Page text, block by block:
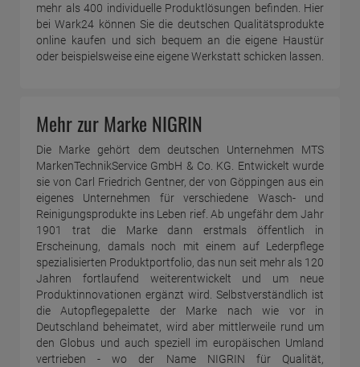
mehr als 400 individuelle Produktlösungen befinden. Hier
bei Wark24 können Sie die deutschen Qualitätsprodukte
online kaufen und sich bequem an die eigene Haustür
oder beispielsweise eine eigene Werkstatt schicken lassen.
Mehr zur Marke NIGRIN
Die Marke gehört dem deutschen Unternehmen MTS
MarkenTechnikService GmbH & Co. KG. Entwickelt wurde
sie von Carl Friedrich Gentner, der von Göppingen aus ein
eigenes Unternehmen für verschiedene Wasch- und
Reinigungsprodukte ins Leben rief. Ab ungefähr dem Jahr
1901 trat die Marke dann erstmals öffentlich in
Erscheinung, damals noch mit einem auf Lederpflege
spezialisierten Produktportfolio, das nun seit mehr als 120
Jahren fortlaufend weiterentwickelt und um neue
Produktinnovationen ergänzt wird. Selbstverständlich ist
die Autopflegepalette der Marke nach wie vor in
Deutschland beheimatet, wird aber mittlerweile rund um
den Globus und auch speziell im europäischen Umland
vertrieben - wo der Name NIGRIN für Qualität,